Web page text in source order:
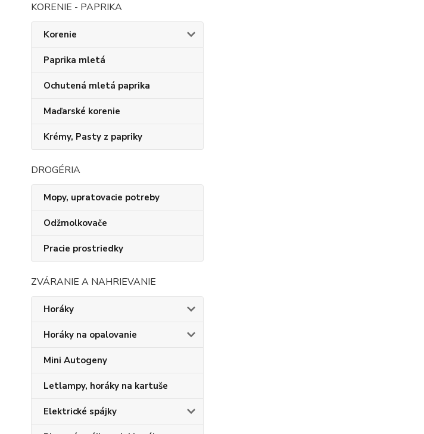
KORENIE - PAPRIKA
Korenie
Paprika mletá
Ochutená mletá paprika
Maďarské korenie
Krémy, Pasty z papriky
DROGÉRIA
Mopy, upratovacie potreby
Odžmolkovače
Pracie prostriedky
ZVÁRANIE A NAHRIEVANIE
Horáky
Horáky na opalovanie
Mini Autogeny
Letlampy, horáky na kartuše
Elektrické spájky